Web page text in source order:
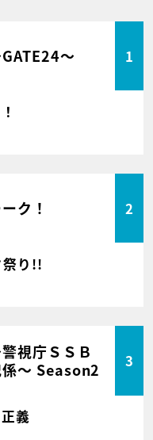
～ 1
ク！ 2
祭り!!
視庁ＳＳＢ
係～ Season2
3
義